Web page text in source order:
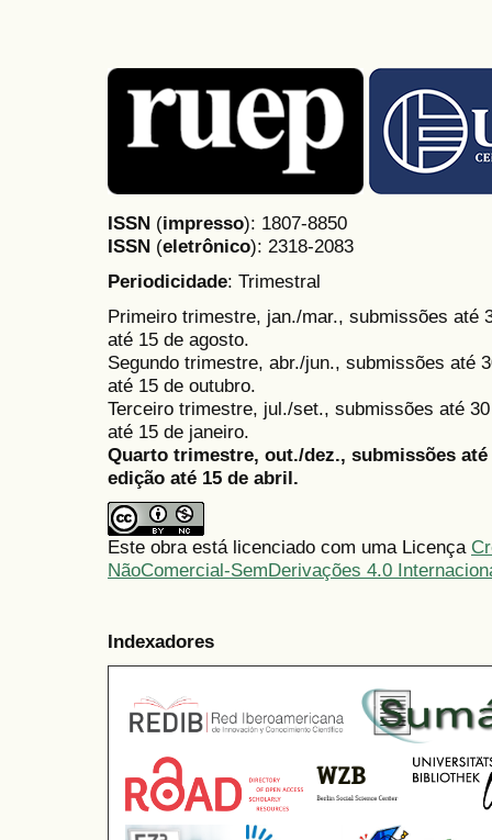
ISSN (impresso): 1807-8850
ISSN (eletrônico): 2318-2083
Periodicidade: Trimestral
Primeiro trimestre, jan./mar., submissões até
até 15 de agosto.
Segundo trimestre, abr./jun., submissões até
até 15 de outubro.
Terceiro trimestre, jul./set., submissões até
até 15 de janeiro.
Quarto trimestre, out./dez., submissões
edição até 15 de abril.
Este obra está licenciado com uma Licença
NãoComercial-SemDerivações 4.0
Indexadores